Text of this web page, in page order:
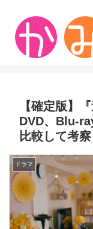
【確定版】
DVD、Blu-
比較して考
ドラマ